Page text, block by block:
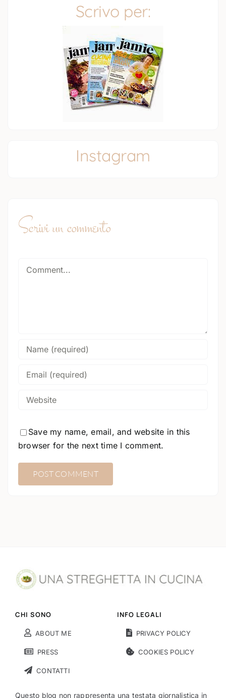
Scrivo per:
Instagram
Scrivi un commento
Save my name, email, and website in this
browser for the next time I comment.
CHI SONO
ABOUT ME
PRESS
CONTATTI
INFO LEGALI
PRIVACY POLICY
COOKIES POLICY
Questo blog non rappresenta una testata giornalistica in